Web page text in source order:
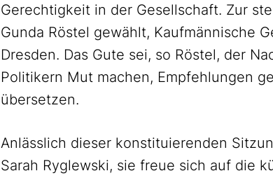
Gerechtigkeit in der Gesellschaft. Zur
Gunda Röstel gewählt, Kaufmännische
Dresden. Das Gute sei, so Röstel, der
Politikern Mut machen, Empfehlungen
übersetzen.
Anlässlich dieser konstituierenden
Sarah Ryglewski, sie freue sich auf die